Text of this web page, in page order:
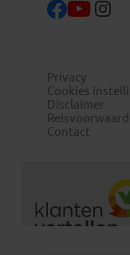
Privacy
Cookies
Disclaimer
Contact